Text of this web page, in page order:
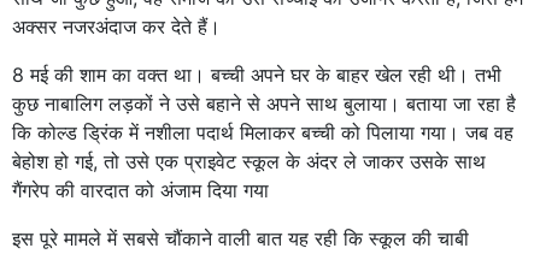
अक्सर नजरअंदाज कर देते हैं।
8 मई की शाम का वक्त था। बच्ची अपने घर के बाहर खेल रही थी। तभी
कुछ नाबालिग लड़कों ने उसे बहाने से अपने साथ बुलाया। बताया जा रहा है
कि कोल्ड ड्रिंक में नशीला पदार्थ मिलाकर बच्ची को पिलाया गया। जब वह
बेहोश हो गई, तो उसे एक प्राइवेट स्कूल के अंदर ले जाकर उसके साथ
गैंगरेप की वारदात को अंजाम दिया गया
इस पूरे मामले में सबसे चौंकाने वाली बात यह रही कि स्कूल की चाबी